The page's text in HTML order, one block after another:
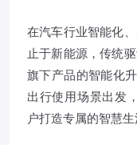
在汽车行业智能化
止于新能源，传统
旗下产品的智能化
出行使用场景出发
户打造专属的智慧生